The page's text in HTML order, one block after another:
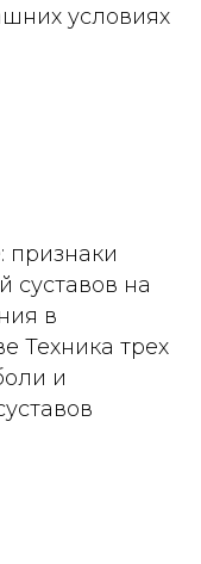
условиях
признаки
суставов на
в
Техника трех
и